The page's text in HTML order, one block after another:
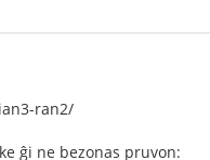
ran2/
ĝi ne bezonas pruvon: